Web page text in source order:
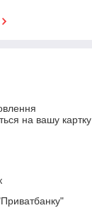
на вашу картку